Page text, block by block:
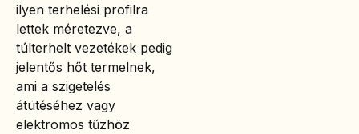
ilyen terhelési profilra
lettek méretezve, a
túlterhelt vezetékek pedig
jelentős hőt termelnek,
ami a szigetelés
átütéséhez vagy
elektromos tűzhöz